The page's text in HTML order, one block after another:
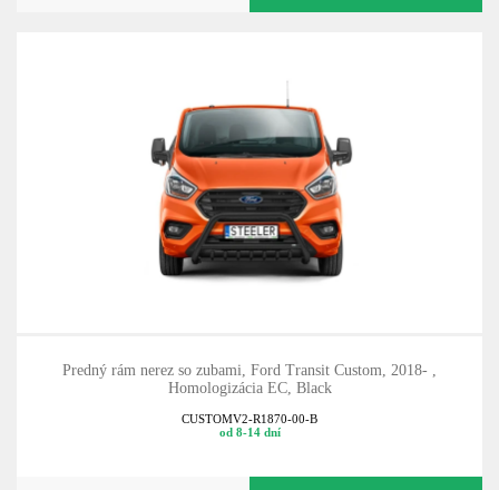
Predný rám nerez so zubami, Ford Transit Custom, 2018- ,
Homologizácia EC, Black
CUSTOMV2-R1870-00-B
od 8-14 dní